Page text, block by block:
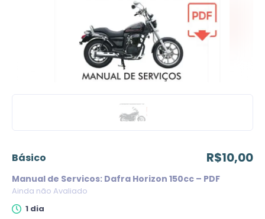
básico R$10,00
Manual de Servicos: Dafra Horizon 150cc – PDF
Ainda não Avaliado
1 dia